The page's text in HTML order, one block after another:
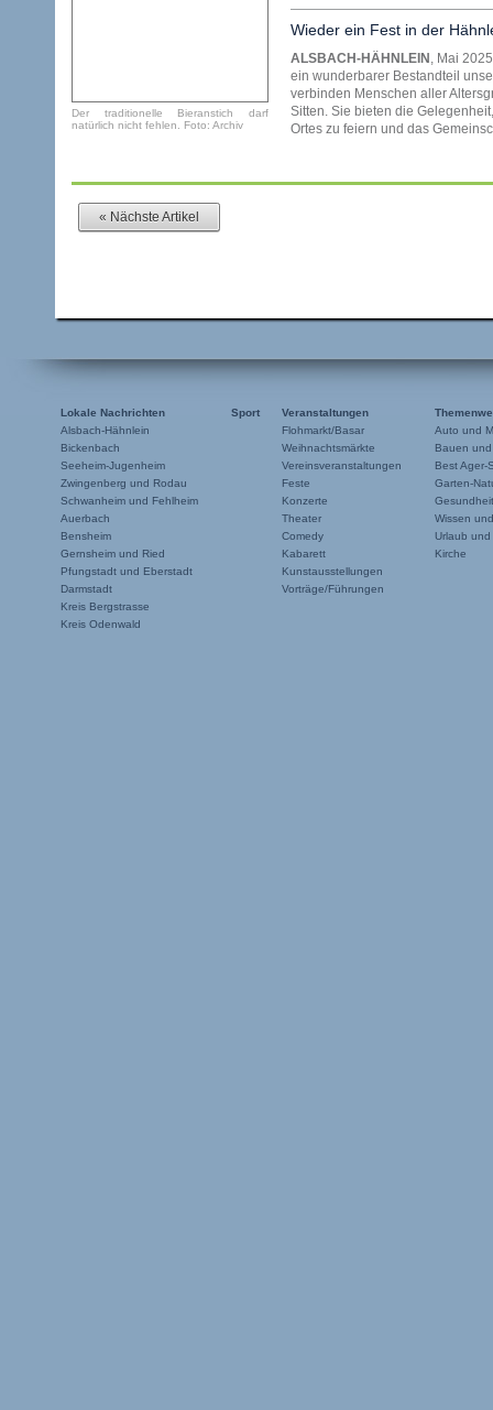
Der traditionelle Bieranstich darf
natürlich nicht fehlen. Foto: Archiv
Wieder ein Fest in der
ALSBACH-HÄHNLEIN , Mai
ein wunderbarer Bestandteil
verbinden Menschen aller
Sitten. Sie bieten die
Ortes zu feiern und das
« Nächste Artikel
Lokale Nachrichten
Alsbach-Hähnlein
Bickenbach
Seeheim-Jugenheim
Zwingenberg und Rodau
Schwanheim und Fehlheim
Auerbach
Bensheim
Gernsheim und Ried
Pfungstadt und Eberstadt
Darmstadt
Kreis Bergstrasse
Kreis Odenwald
Sport
Veranstaltungen
Flohmarkt/Basar
Weihnachtsmärkte
Vereinsveranstaltungen
Feste
Konzerte
Theater
Comedy
Kabarett
Kunstausstellungen
Vorträge/Führungen
Auto und
Bauen
Best Ager-
Garten-
Wissen
Urlaub und
Kirche